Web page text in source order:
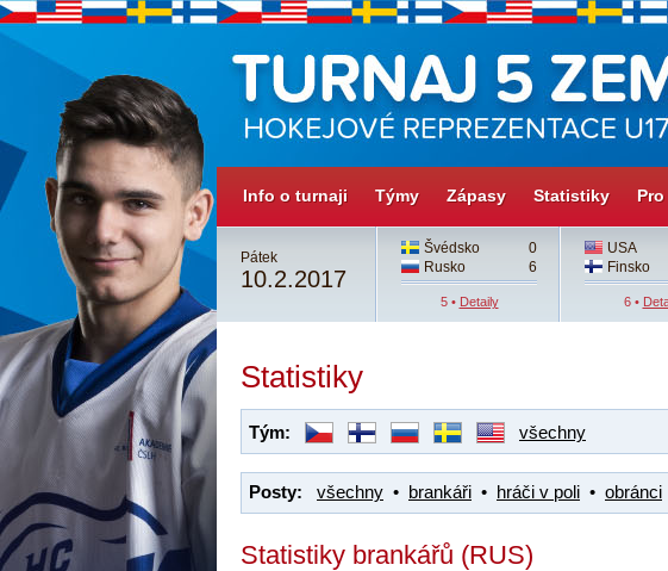
Info o turnaji Týmy Zápasy Statistiky
Česko
3
Švédsko
4sn
4 •Detaily
Pátek
10.2.2017
Švédsko
0
Rusko
6
5 • Detaily
USA
Finsko
6 •
Statistiky
Tým: všechny
Posty: všechny • brankáři • hráči v poli • obránci
Statistiky brankářů (RUS)